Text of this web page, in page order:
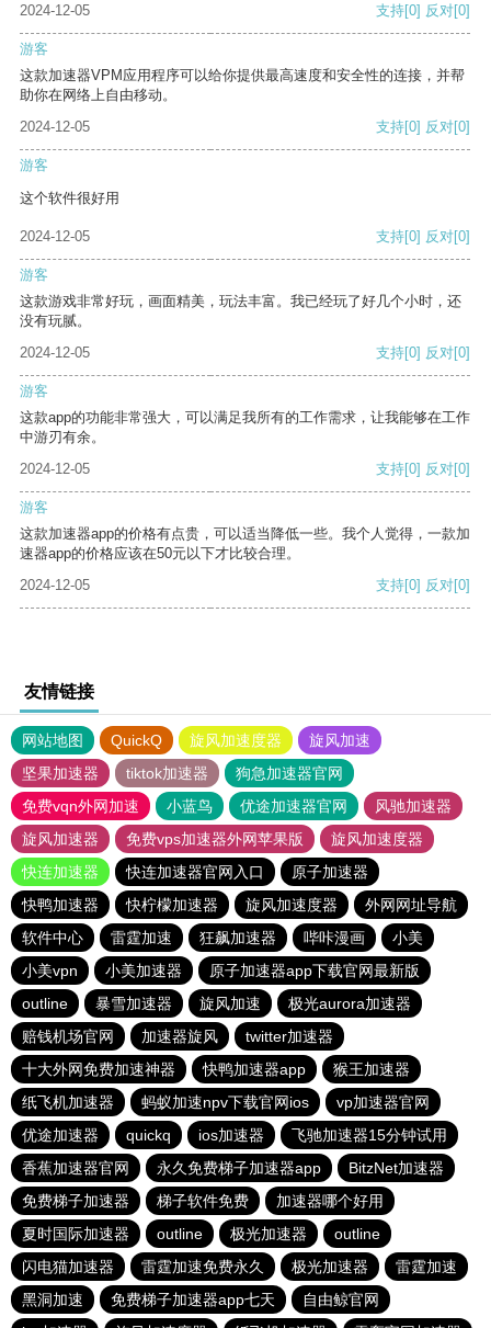
2024-12-05
支持[0] 反对[0]
游客
这款加速器VPM应用程序可以给你提供最高速度和安全性的连接，并帮
助你在网络上自由移动。
2024-12-05
支持[0] 反对[0]
游客
这个软件很好用
2024-12-05 支持[0] 反对[0]
游客
这款游戏非常好玩，画面精美，玩法丰富。我已经玩了好几个小时，还
没有玩腻。
2024-12-05
支持[0] 反对[0]
游客
这款app的功能非常强大，可以满足我所有的工作需求，让我能够在工作
中游刃有余。
2024-12-05
支持[0] 反对[0]
游客
这款加速器app的价格有点贵，可以适当降低一些。我个人觉得，一款加
速器app的价格应该在50元以下才比较合理。
2024-12-05
支持[0] 反对[0]
友情链接
网站地图 QuickQ 旋风加速度器
旋风加速
坚果加速器
tiktok加速器
狗急加速器官网
免费vqn外网加速
小蓝鸟 优途加速器官网
风驰加速器
旋风加速器
免费vps加速器外网苹果版
旋风加速度器
快连加速器
快连加速器官网入口
原子加速器
快鸭加速器
快柠檬加速器 旋风加速度器
外网网址导航
软件中心
雷霆加速 狂飙加速器 哔咔漫画
小美
小美vpn
小美加速器
原子加速器app下载官网最新版
outline
暴雪加速器 旋风加速
极光aurora加速器
赔钱机场官网
加速器旋风
twitter加速器
十大外网免费加速神器
快鸭加速器app
猴王加速器
纸飞机加速器
蚂蚁加速npv下载官网ios
vp加速器官网
优途加速器
quickq ios加速器
飞驰加速器15分钟试用
香蕉加速器官网
永久免费梯子加速器app
BitzNet加速器
免费梯子加速器
梯子软件免费
加速器哪个好用
夏时国际加速器
outline 极光加速器
outline
闪电猫加速器
雷霆加速免费永久 极光加速器
雷霆加速
黑洞加速
免费梯子加速器app七天
自由鲸官网